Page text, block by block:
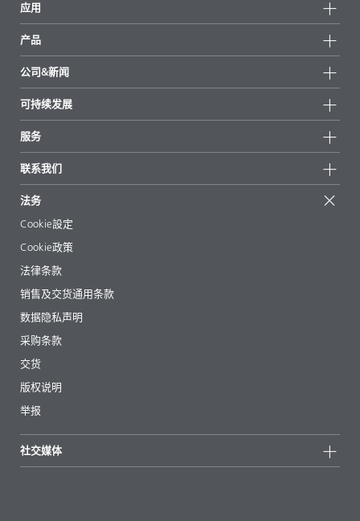
应用
产品
所有产品
重点推荐
公司&新闻
新闻
新闻和媒体
地区和分销商
展会和活动
可持续发展
可持续产品
成功案例
EcoVadis
认证
服务
起始配方
文章
电子书
法规事务
助剂指南 App
视频
下载
联系我们
法务
Cookie設定
Cookie政策
法律条款
销售及交货通用条款
数据隐私声明
采购条款
交货
版权说明
举报
社交媒体